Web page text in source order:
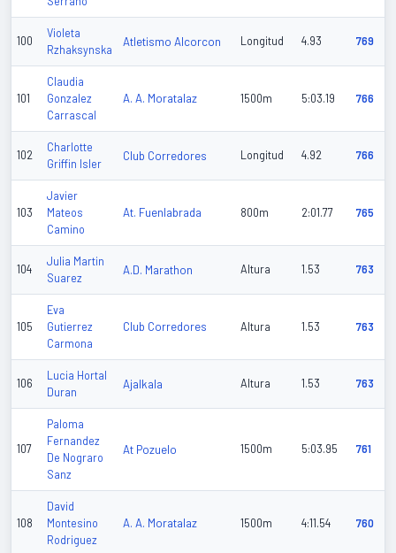
100
Violeta
Rzhaksynska
Atletismo Alcorcon Longitud 4.93 769
101
Claudia
Gonzalez
Carrascal
A. A. Moratalaz 1500m 5:03.19 766
102
Charlotte
Griffin Isler
Club Corredores Longitud 4.92 766
103
Javier
Mateos
Camino
At. Fuenlabrada 800m 2:01.77 765
104
Julia Martin
Suarez
A.D. Marathon Altura 1.53 763
105
Eva
Gutierrez
Carmona
Club Corredores Altura 1.53 763
106
Lucia Hortal
Duran
Ajalkala Altura 1.53 763
107
Paloma
Fernandez
De Nograro
Sanz
At Pozuelo 1500m 5:03.95 761
108
David
Montesino
Rodriguez
A. A. Moratalaz 1500m 4:11.54 760